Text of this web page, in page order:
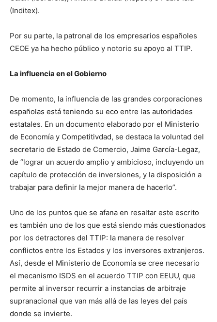
(Inditex).
Por su parte, la patronal de los empresarios españoles
CEOE ya ha hecho público y notorio su apoyo al TTIP.
La influencia en el Gobierno
De momento, la influencia de las grandes corporaciones
españolas está teniendo su eco entre las autoridades
estatales. En un documento elaborado por el Ministerio
de Economía y Competitivdad, se destaca la voluntad del
secretario de Estado de Comercio, Jaime García-Legaz,
de “lograr un acuerdo amplio y ambicioso, incluyendo un
capítulo de protección de inversiones, y la disposición a
trabajar para definir la mejor manera de hacerlo”.
Uno de los puntos que se afana en resaltar este escrito
es también uno de los que está siendo más cuestionados
por los detractores del TTIP: la manera de resolver
conflictos entre los Estados y los inversores extranjeros.
Así, desde el Ministerio de Economía se cree necesario
el mecanismo ISDS en el acuerdo TTIP con EEUU, que
permite al inversor recurrir a instancias de arbitraje
supranacional que van más allá de las leyes del país
donde se invierte.